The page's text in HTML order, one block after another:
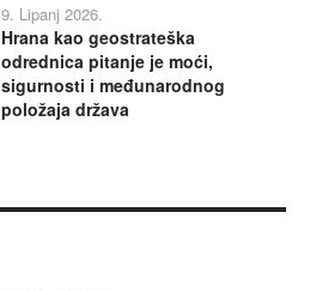
9. Lipanj 2026.
Hrana kao geostrateška
odrednica pitanje je moći,
sigurnosti i međunarodnog
položaja država